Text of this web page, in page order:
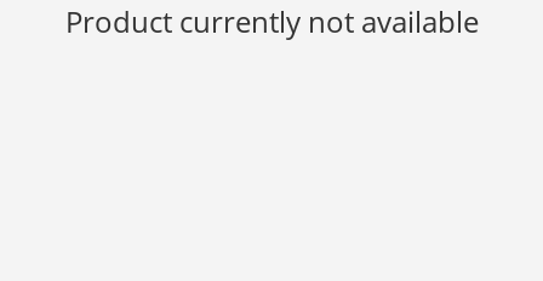
Product currently not available